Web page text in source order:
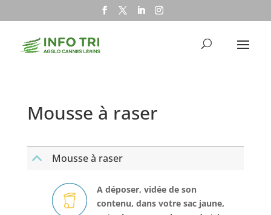
Mousse à raser
B Mousse à raser
A déposer, vidée de son
contenu, dans votre sac jaune,